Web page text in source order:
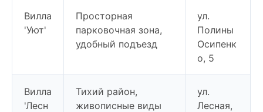
Вилла
'Уют'
Просторная
парковочная зона,
удобный подъезд
ул.
Полины
Осипенк
о, 5
Вилла
'Лесн
Тихий район,
живописные виды
ул.
Лесная,